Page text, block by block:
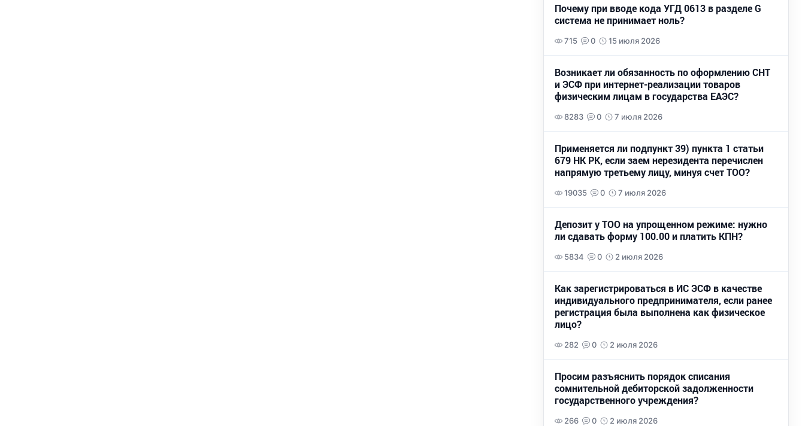
Почему при вводе кода УГД 0613 в разделе G
система не принимает ноль?
715 0 15 июля 2026
Возникает ли обязанность по оформлению СНТ
и ЭСФ при интернет-реализации товаров
физическим лицам в государства ЕАЭС?
8283 0 7 июля 2026
Применяется ли подпункт 39) пункта 1 статьи
679 НК РК, если заем нерезидента перечислен
напрямую третьему лицу, минуя счет ТОО?
19035 0 7 июля 2026
Депозит у ТОО на упрощенном режиме: нужно
ли сдавать форму 100.00 и платить КПН?
5834 0 2 июля 2026
Как зарегистрироваться в ИС ЭСФ в качестве
индивидуального предпринимателя, если ранее
регистрация была выполнена как физическое
лицо?
282 0 2 июля 2026
Просим разъяснить порядок списания
сомнительной дебиторской задолженности
государственного учреждения?
266 0 2 июля 2026